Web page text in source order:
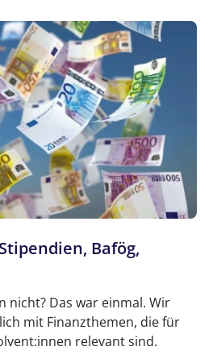
Bafög,
nicht? Das war einmal. Wir
mit Finanzthemen, die für
relevant sind.